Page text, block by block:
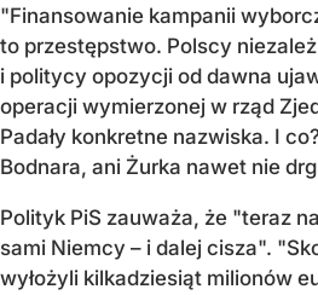
"Finansowanie kampanii
to przestępstwo. Polscy
i politycy opozycji od dawna
operacji wymierzonej w rząd
Padały konkretne nazwiska. I
Bodnara, ani Żurka nawet nie
Polityk PiS zauważa, że "teraz
sami Niemcy – i dalej cisza".
wyłożyli kilkadziesiąt milionów